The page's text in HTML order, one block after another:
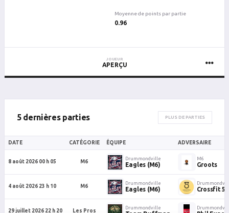
Moyenne de points par partie
0.96
JOUEUR
APERÇU
5 dernières parties PLUS DE PARTIES
DATE CATÉGORIE ÉQUIPE ADVERSAIRE
8 août 2026 00 h 05 M6
Drummondville
Eagles (M6)
M6
Groots
4 août 2026 23 h 10 M6
Drummondville
Eagles (M6) Crossfit
29 juillet 2026 22 h 20 Les Pros
Drummondville